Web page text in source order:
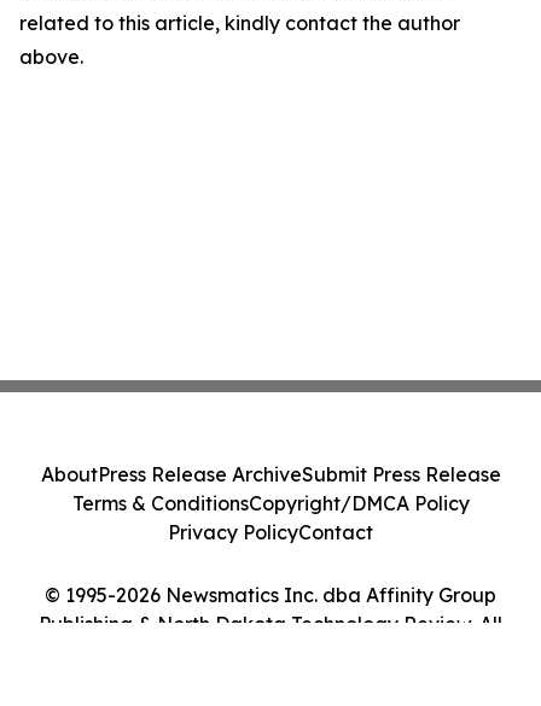
related to this article, kindly contact the author
above.
© 1995-2026 Newsmatics Inc. dba Affinity Group
Publishing & North Dakota Technology Review. All
AboutPress Release ArchiveSubmit Press Release
Terms & ConditionsCopyright/DMCA Policy
Privacy PolicyContact